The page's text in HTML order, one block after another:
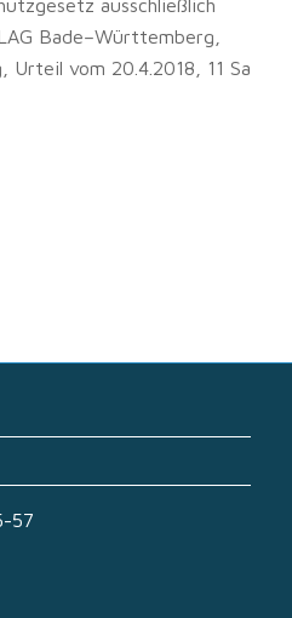
ausschließlich
Bade–Württemberg,
Urteil vom 20.4.2018, 11 Sa
57